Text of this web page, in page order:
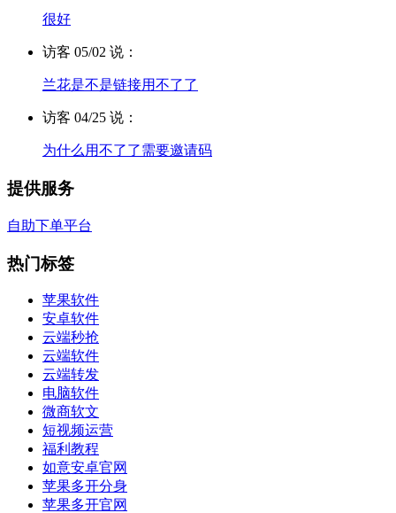
很好
访客 05/02 说：
兰花是不是链接用不了了
访客 04/25 说：
为什么用不了了需要邀请码
提供服务
自助下单平台
热门标签
苹果软件
安卓软件
云端秒抢
云端软件
云端转发
电脑软件
微商软文
短视频运营
福利教程
如意安卓官网
苹果多开分身
苹果多开官网